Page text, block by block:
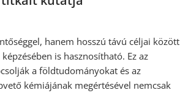
hanem hosszú távú céljai között
is hasznosítható. Ez az
a földtudományokat és az
kémiájának megértésével nemcsak